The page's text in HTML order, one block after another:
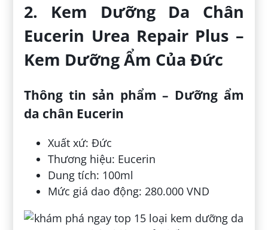
2. Kem Dưỡng Da Chân
Eucerin Urea Repair Plus –
Kem Dưỡng Ẩm Của Đức
Thông tin sản phẩm – Dưỡng ẩm
da chân Eucerin
Xuất xứ: Đức
Thương hiệu: Eucerin
Dung tích: 100ml
Mức giá dao động: 280.000 VND